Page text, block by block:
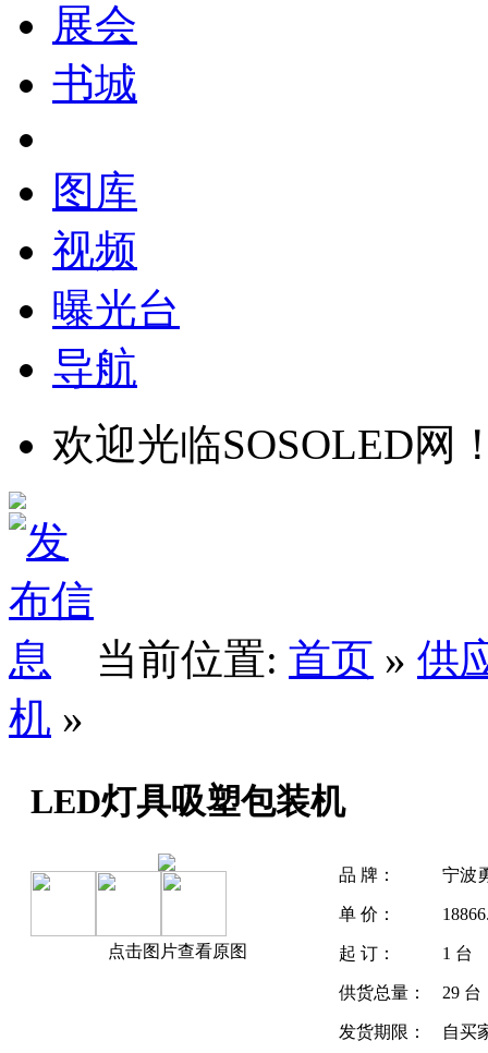
展会
书城
图库
视频
曝光台
导航
欢迎光临SOSOLED网
当前位置: 首页 » 供
机 »
LED灯具吸塑包装机
点击图片查看原图
品 牌： 宁波
单 价：
起 订： 1 台
供货总量： 29 台
发货期限： 自买